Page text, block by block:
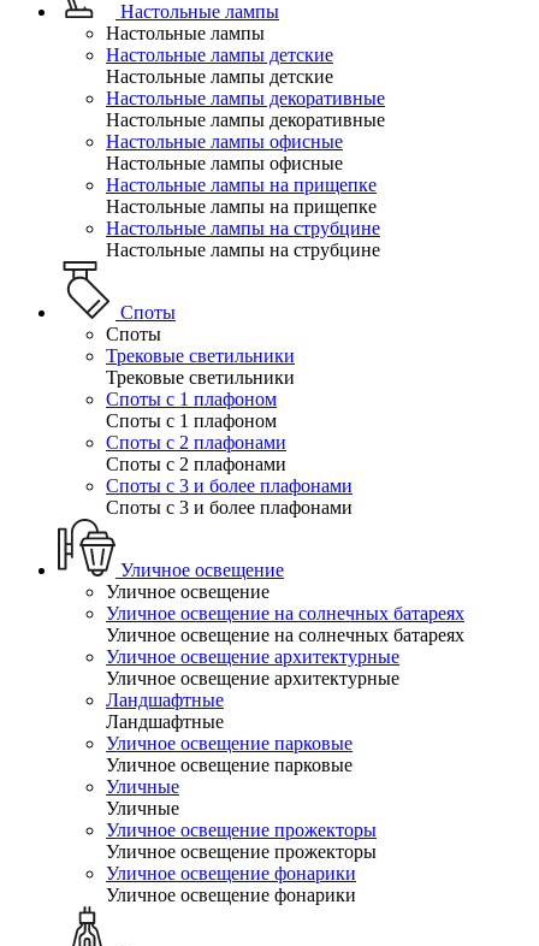
Настольные лампы
Настольные лампы
Настольные лампы детские
Настольные лампы детские
Настольные лампы декоративные
Настольные лампы декоративные
Настольные лампы офисные
Настольные лампы офисные
Настольные лампы на прищепке
Настольные лампы на прищепке
Настольные лампы на струбцине
Настольные лампы на струбцине
Споты
Споты
Трековые светильники
Трековые светильники
Споты с 1 плафоном
Споты с 1 плафоном
Споты с 2 плафонами
Споты с 2 плафонами
Споты с 3 и более плафонами
Споты с 3 и более плафонами
Уличное освещение
Уличное освещение
Уличное освещение на солнечных батареях
Уличное освещение на солнечных батареях
Уличное освещение архитектурные
Уличное освещение архитектурные
Ландшафтные
Ландшафтные
Уличное освещение парковые
Уличное освещение парковые
Уличные
Уличные
Уличное освещение прожекторы
Уличное освещение прожекторы
Уличное освещение фонарики
Уличное освещение фонарики